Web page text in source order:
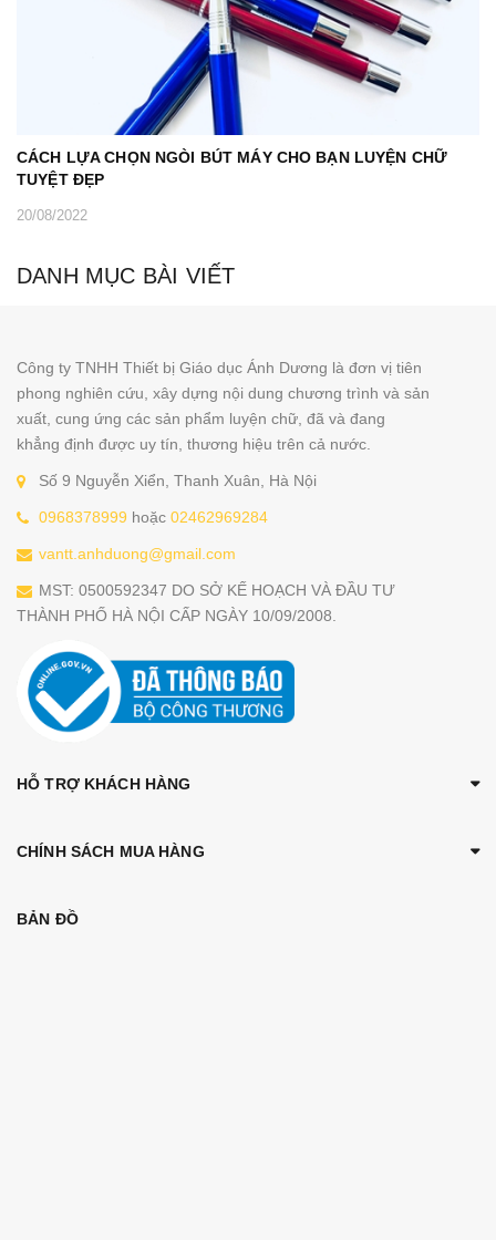
CÁCH LỰA CHỌN NGÒI BÚT MÁY CHO BẠN LUYỆN CHỮ
TUYỆT ĐẸP
20/08/2022
DANH MỤC BÀI VIẾT
Công ty TNHH Thiết bị Giáo dục Ánh Dương là đơn vị tiên
phong nghiên cứu, xây dựng nội dung chương trình và sản
xuất, cung ứng các sản phẩm luyện chữ, đã và đang
khẳng định được uy tín, thương hiệu trên cả nước.
Số 9 Nguyễn Xiển, Thanh Xuân, Hà Nội
0968378999 hoặc 02462969284
vantt.anhduong@gmail.com
MST: 0500592347 DO SỞ KẾ HOẠCH VÀ ĐẦU TƯ
THÀNH PHỐ HÀ NỘI CẤP NGÀY 10/09/2008.
HỖ TRỢ KHÁCH HÀNG
CHÍNH SÁCH MUA HÀNG
BẢN ĐỒ